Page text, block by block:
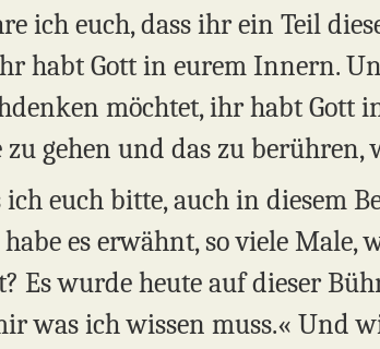
ich euch, dass ihr ein Teil
habt Gott in eurem Innern.
möchtet, ihr habt Gott
gehen und das zu berühren,
euch bitte, auch in diesem
es erwähnt, so viele Male,
Es wurde heute auf dieser
was ich wissen muss.« Und